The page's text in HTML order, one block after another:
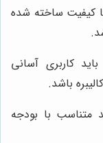
کیفیت ساخته شده
کاربری آسانی
باشد.
متناسب با بودجه